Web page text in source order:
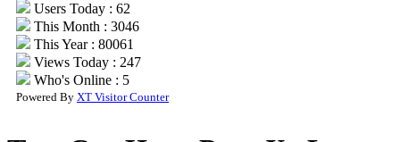
Users Today : 62
This Month : 3046
This Year : 80061
Views Today : 247
Who's Online : 5
Powered By XT Visitor Counter